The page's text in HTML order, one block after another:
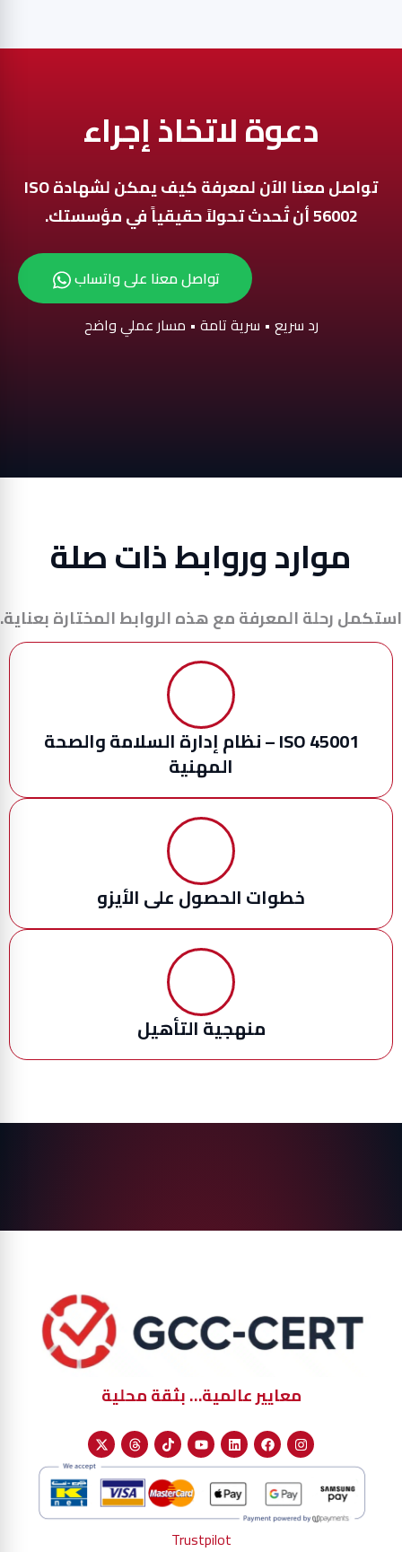
دعوة لاتخاذ إجراء
تواصل معنا الآن لمعرفة كيف يمكن لشهادة ISO
56002 أن تُحدث تحولاً حقيقياً في مؤسستك.
تواصل معنا على واتساب
رد سريع • سرية تامة • مسار عملي واضح
موارد وروابط ذات صلة
استكمل رحلة المعرفة مع هذه الروابط المختارة بعناية.
ISO 45001 – نظام إدارة السلامة والصحة
المهنية
خطوات الحصول على الأيزو
منهجية التأهيل
معايير عالمية… بثقة محلية
Trustpilot